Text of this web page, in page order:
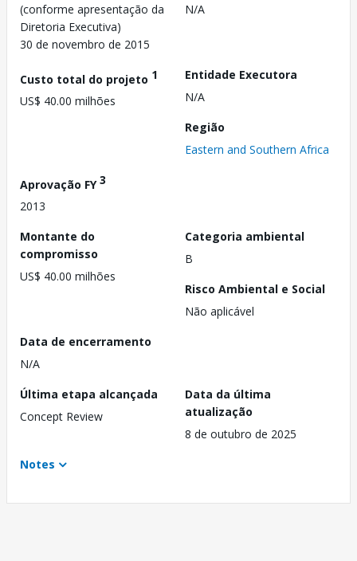
(conforme apresentação da
Diretoria Executiva)
30 de novembro de 2015
N/A
Custo total do projeto 1
US$ 40.00 milhões
Entidade Executora
N/A
Região
Eastern and Southern Africa
Aprovação FY3
2013
Montante do
compromisso
US$ 40.00 milhões
Categoria ambiental
B
Risco Ambiental e Social
Não aplicável
Data de encerramento
N/A
Última etapa alcançada
Concept Review
Data da última
atualização
8 de outubro de 2025
Notes